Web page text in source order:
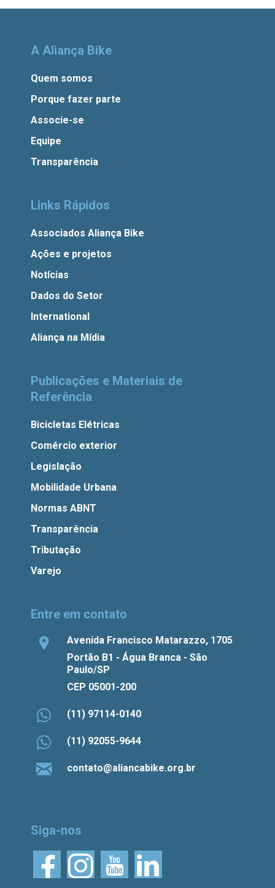
A Aliança Bike
Quem somos
Porque fazer parte
Associe-se
Equipe
Transparência
Links Rápidos
Associados Aliança Bike
Ações e projetos
Notícias
Dados do Setor
International
Aliança na Mídia
Publicações e Materiais de
Referência
Bicicletas Elétricas
Comércio exterior
Legislação
Mobilidade Urbana
Normas ABNT
Transparência
Tributação
Varejo
Entre em contato
Avenida Francisco Matarazzo, 1705
Portão B1 - Água Branca - São
Paulo/SP
CEP 05001-200
(11) 97114-0140
(11) 92055-9644
contato@aliancabike.org.br
Siga-nos